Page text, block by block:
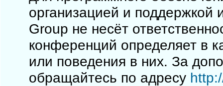
организацией и поддержкой
Group не несёт
конференций определяет в
или поведения в них. За
обращайтесь по адресу